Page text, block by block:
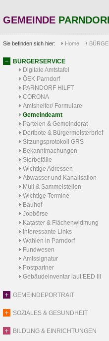
GEMEINDE
Sie befinden sich hier: Home
BÜRGERSERVICE
Digitale Amtstafel
ÖEK Parndorf
PARNDORF HILFT
CORONA
Amtshelfer/ Formulare
Gemeindeamt
Parteien & Gemeinderat
Dorfbote & Bürgermeisterbrief
Sitzungsprotokoll GRS
Bekanntmachungen
Sterbefälle
Wichtige Adressen
Abwasser und Kanalisation
Müll & Sammelstellen
Wichtige Termine
Bauhof
Jobbörse
Kataster & Flächenwidmung
Interessante Links
Wahlen in Parndorf
Fundwesen
Amtssignatur
Postpartner
Gebäudeinventar laut EED III
GEMEINDEPORTRAIT
SOZIALES & GESUNDHEIT
BILDUNG & EINRICHTUNGEN